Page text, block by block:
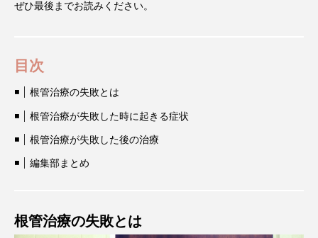
ぜひ最後までお読みください。
目次
根管治療の失敗とは
根管治療が失敗した時に起きる症状
根管治療が失敗した後の治療
編集部まとめ
根管治療の失敗とは